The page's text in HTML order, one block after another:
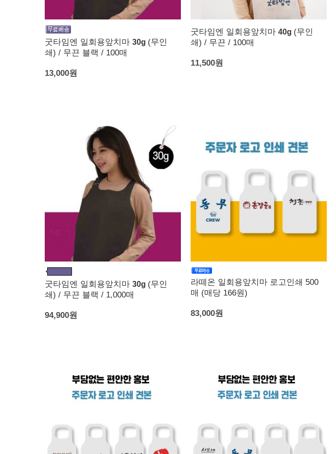
굿타임엔 일회용앞치마 30g (무인
쇄) / 무끈 블랙 / 100매
13,000원
굿타임엔 일회용앞치마 40g (무인
쇄) / 무끈 / 100매
11,500원
굿타임엔 일회용앞치마 30g (무인
쇄) / 무끈 블랙 / 1,000매
94,900원
라떼온 일회용앞치마 로고인쇄 500
매 (매당 166원)
83,000원